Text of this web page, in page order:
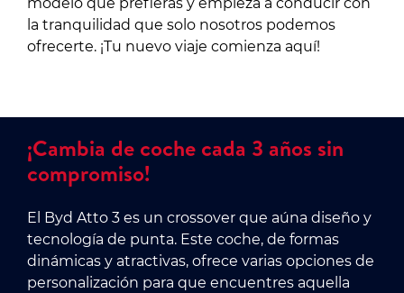
modelo que prefieras y empieza a conducir con
la tranquilidad que solo nosotros podemos
ofrecerte. ¡Tu nuevo viaje comienza aquí!
¡Cambia de coche cada 3 años sin
compromiso!
El Byd Atto 3 es un crossover que aúna diseño y
tecnología de punta. Este coche, de formas
dinámicas y atractivas, ofrece varias opciones de
personalización para que encuentres aquella